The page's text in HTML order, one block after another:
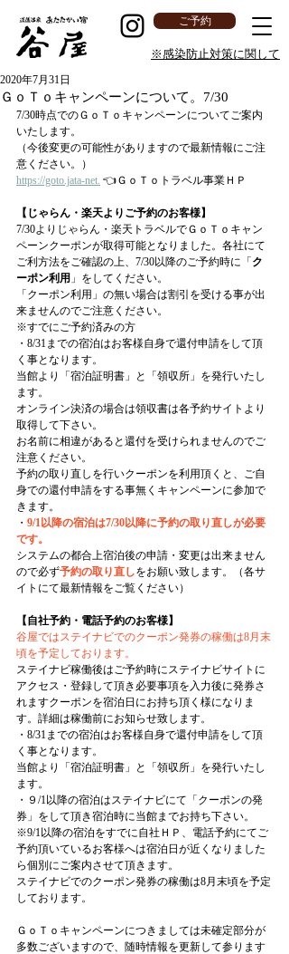
あたたかい
宿「谷屋」
ご予約
※感染防止対策に関して
ＧｏＴｏキャンペーンについて。7/30
2020年7月31日
7/30時点でのＧｏＴｏキャンペーンについてご案内
いたします。
（今後変更の可能性がありますので最新情報にご注
意ください。）
https://goto.jata-net. 👈ＧｏＴｏトラベル事業ＨＰ
【じゃらん・楽天よりご予約のお客様】
7/30よりじゃらん・楽天トラベルでＧｏＴｏキャン
ペーンクーポンが取得可能となりました。各社にて
ご利方法をご確認の上、7/30以降のご予約時に「 ク
ーポン利用 」をしてください。
「クーポン利用」の無い場合は割引を受ける事が出
来ませんのでご注意ください。
※すでにご予約済みの方
・8/31までの宿泊はお客様自身で還付申請をして頂
く事となります。
当館より「宿泊証明書」と「領収所」を発行いたし
ます。
オンライン決済の場合は領収書は各予約サイトより
取得して下さい。
お名前に相違があると還付を受けられませんのでご
注意ください。
予約の取り直し を行いクーポンを利用頂くと、ご自
身での還付申請をする事無くキャンペーンに参加で
きます。
・ 9/1以降の宿泊は7/30以降に予約の取り直しが必要
です。
システムの都合上宿泊後の申請・変更は出来ません
ので必ず予約の取り直しをお願い致します。（各サ
イトにて最新情報をご覧ください）
【自社予約・電話予約のお客様】
谷屋ではステイナビでのクーポン発券の稼働は8月末
頃を予定しております。
ステイナビ稼働後はご予約時にステイナビサイトに
アクセス・登録して頂き必要事項を入力後に発券さ
れますクーポンを宿泊日にお持ち頂く様になりま
す。詳細は稼働前にお知らせ致します。
・8/31までの宿泊はお客様自身で還付申請をして頂
く事となります。
当館より「宿泊証明書」と「領収所」を発行いたし
ます。
・９/1以降の宿泊はステイナビにて「クーポンの発
券」をして頂き宿泊時に当館までお持ち下さい。
※9/1以降の宿泊をすでに自社ＨＰ、電話予約にてご
予約頂いているお客様へは宿泊日が近くなりました
ら個別にご案内させて頂きます。
ステイナビでのクーポン発券の稼働は8月末頃を予定
しております。
ＧｏＴｏキャンペーンにつきましては未確定部分が
多数ございますので、随時情報を更新して参ります